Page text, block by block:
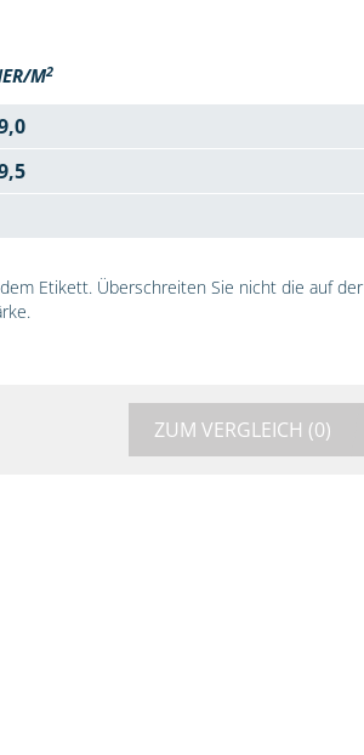
M2
Etikett. Überschreiten Sie nicht die auf der
ZUM VERGLEICH (0)